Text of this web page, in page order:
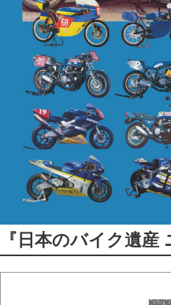
『日本のバイク遺産